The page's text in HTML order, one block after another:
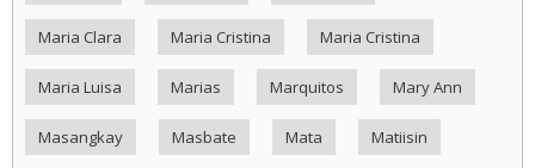
Maria Clara Maria Cristina Maria Cristina
Maria Luisa Marias Marquitos Mary Ann
Masangkay Masbate Mata Matiisin